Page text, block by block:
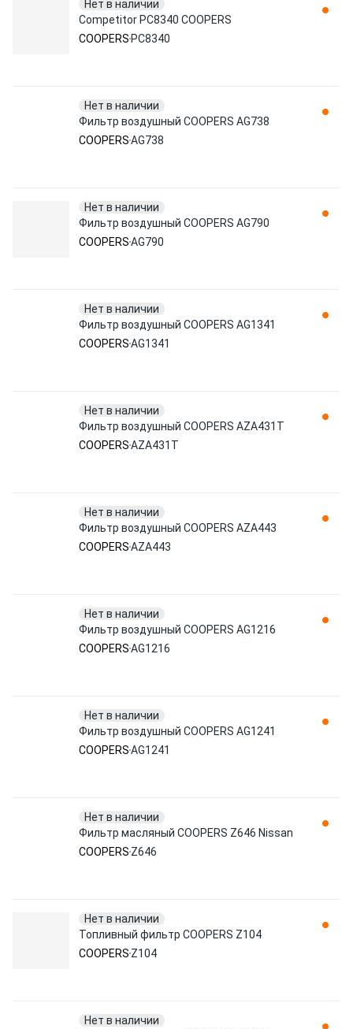
Нет в наличии
Competitor PC8340 COOPERS
COOPERS PC8340
Нет в наличии
Фильтр воздушный COOPERS AG738
COOPERSAG738
Нет в наличии
Фильтр воздушный COOPERS AG790
COOPERSAG790
Нет в наличии
Фильтр воздушный COOPERS AG1341
COOPERSAG1341
Нет в наличии
Фильтр воздушный COOPERS AZA431T
COOPERSAZA431T
Нет в наличии
Фильтр воздушный COOPERS AZA443
COOPERSAZA443
Нет в наличии
Фильтр воздушный COOPERS AG1216
COOPERSAG1216
Нет в наличии
Фильтр воздушный COOPERS AG1241
COOPERSAG1241
Нет в наличии
Фильтр масляный COOPERS Z646 Nissan
COOPERS Z646
Нет в наличии
Топливный фильтр COOPERS Z104
COOPERS Z104
Нет в наличии